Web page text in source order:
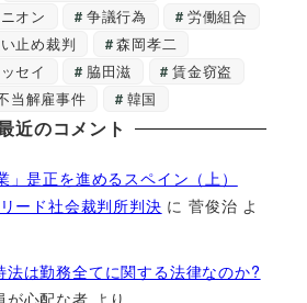
オン
争議行為
労働組合
止め裁判
森岡孝二
セイ
脇田滋
賃金窃盗
当解雇事件 韓国
近のコメント
是正を進めるスペイン（上）
ード社会裁判所判決 に菅俊治 よ
は勤務全てに関する法律なのか?
が心配な者 より